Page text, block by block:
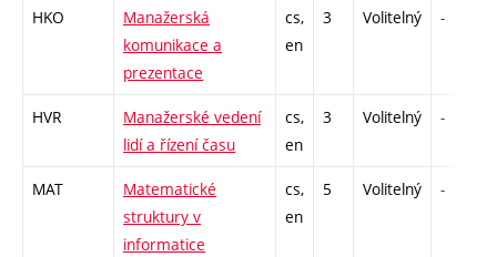
HKO
Manažerská
komunikace a
prezentace
cs,
en
3 Volitelný -
HVR
Manažerské vedení
lidí a řízení času
cs,
en
3 Volitelný -
MAT
Matematické
struktury v
informatice
cs,
en
5 Volitelný -